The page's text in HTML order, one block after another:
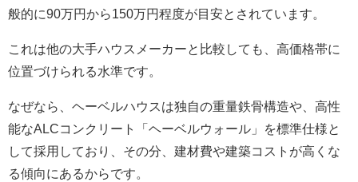
般的に90万円から150万円程度が目安とされています。
これは他の大手ハウスメーカーと比較しても、高価格帯に
位置づけられる水準です。
なぜなら、ヘーベルハウスは独自の重量鉄骨構造や、高性
能なALCコンクリート「ヘーベルウォール」を標準仕様と
して採用しており、その分、建材費や建築コストが高くな
る傾向にあるからです。